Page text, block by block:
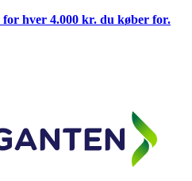
hver 4.000 kr. du køber for.